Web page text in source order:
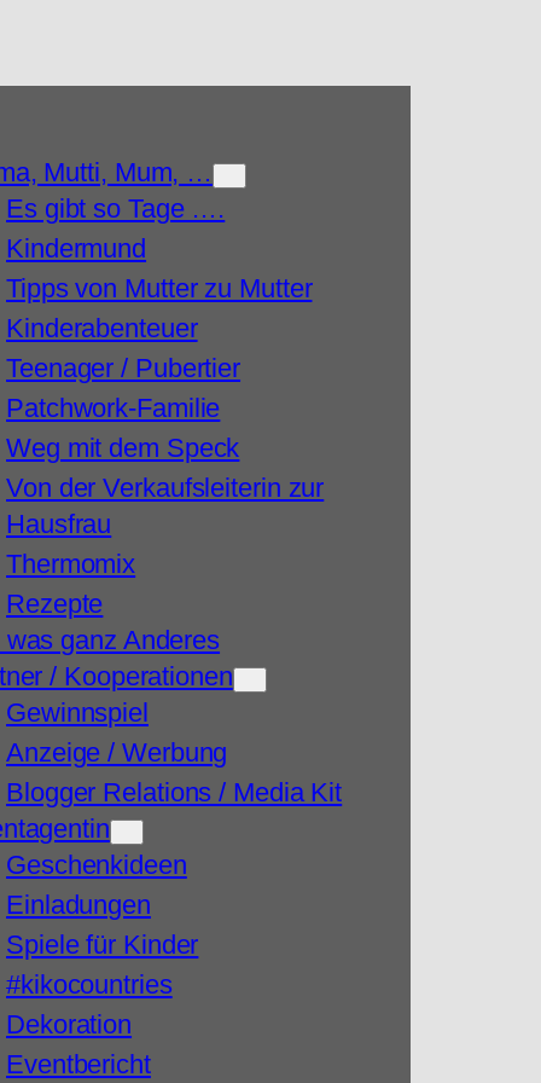
Mutti, Mum, …
Es gibt so Tage ….
Kindermund
Tipps von Mutter zu Mutter
Kinderabenteuer
Teenager / Pubertier
Patchwork-Familie
Weg mit dem Speck
Von der Verkaufsleiterin zur
Hausfrau
Thermomix
Rezepte
was ganz Anderes
/ Kooperationen
Gewinnspiel
Anzeige / Werbung
Blogger Relations / Media Kit
Geschenkideen
Einladungen
Spiele für Kinder
#kikocountries
Dekoration
Eventbericht